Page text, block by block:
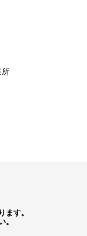
所
ます。
。